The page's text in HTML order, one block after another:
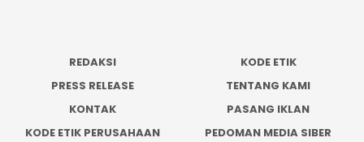
REDAKSI
KODE ETIK
PRESS RELEASE
TENTANG KAMI
KONTAK
PASANG IKLAN
KODE ETIK PERUSAHAAN
PEDOMAN MEDIA SIBER